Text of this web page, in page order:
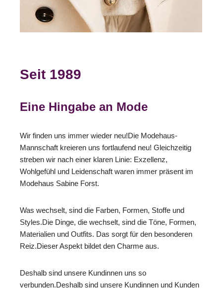
Seit 1989
Eine Hingabe an Mode
Wir finden uns immer wieder neu!Die Modehaus-
Mannschaft kreieren uns fortlaufend neu! Gleichzeitig
streben wir nach einer klaren Linie: Exzellenz,
Wohlgefühl und Leidenschaft waren immer präsent im
Modehaus Sabine Forst.
Was wechselt, sind die Farben, Formen, Stoffe und
Styles.Die Dinge, die wechselt, sind die Töne, Formen,
Materialien und Outfits. Das sorgt für den besonderen
Reiz.Dieser Aspekt bildet den Charme aus.
Deshalb sind unsere Kundinnen uns so
verbunden.Deshalb sind unsere Kundinnen und Kunden